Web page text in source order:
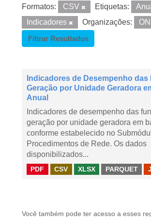
Formatos: CSV Etiquetas:
Indicadores
Organizações:
Filtrar Resultados
Indicadores de Desempenho das
Geração por Unidade Geradora
Anual
Indicadores de desempenho das
geração por unidade geradora em
conforme estabelecido no
Procedimentos de Rede. Os dados
disponibilizados...
PDF CSV XLSX PARQUET
Você também pode ter acesso a esses